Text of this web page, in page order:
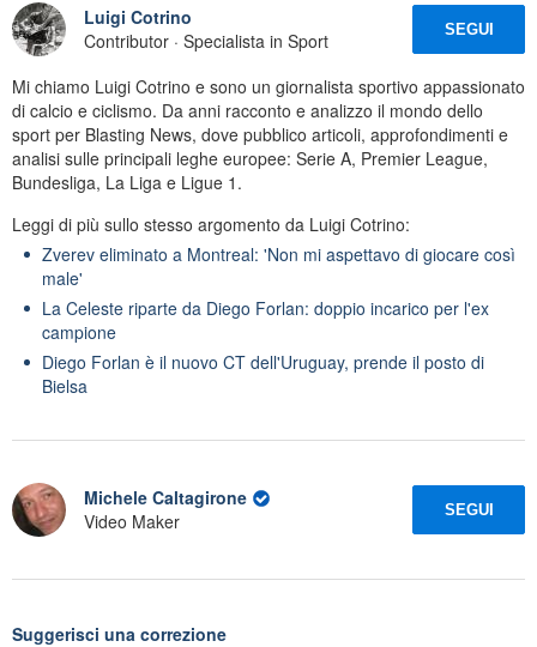
Luigi Cotrino
Contributor · Specialista in Sport
SEGUI
Mi chiamo Luigi Cotrino e sono un giornalista sportivo appassionato
di calcio e ciclismo. Da anni racconto e analizzo il mondo dello
sport per Blasting News, dove pubblico articoli, approfondimenti e
analisi sulle principali leghe europee: Serie A, Premier League,
Bundesliga, La Liga e Ligue 1.
Leggi di più sullo stesso argomento da Luigi Cotrino:
Zverev eliminato a Montreal: 'Non mi aspettavo di giocare così
male'
La Celeste riparte da Diego Forlan: doppio incarico per l'ex
campione
Diego Forlan è il nuovo CT dell'Uruguay, prende il posto di
Bielsa
Michele Caltagirone
Video Maker
SEGUI
Suggerisci una correzione